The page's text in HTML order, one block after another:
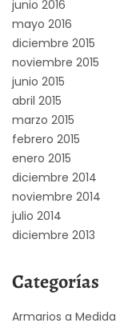
junio 2016
mayo 2016
diciembre 2015
noviembre 2015
junio 2015
abril 2015
marzo 2015
febrero 2015
enero 2015
diciembre 2014
noviembre 2014
julio 2014
diciembre 2013
Categorías
Armarios a Medida